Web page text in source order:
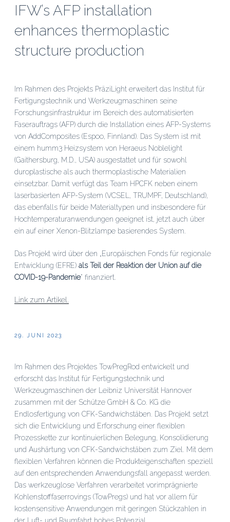
IFW’s AFP installation
enhances thermoplastic
structure production
Im Rahmen des Projekts PräziLight erweitert das Institut für
Fertigungstechnik und Werkzeugmaschinen seine
Forschungsinfrastruktur im Bereich des automatisierten
Faserauftrags (AFP) durch die Installation eines AFP-Systems
von AddComposites (Espoo, Finnland). Das System ist mit
einem humm3 Heizsystem von Heraeus Noblelight
(Gaithersburg, M.D., USA) ausgestattet und für sowohl
duroplastische als auch thermoplastische Materialien
einsetzbar. Damit verfügt das Team HPCFK neben einem
laserbasierten AFP-System (VCSEL, TRUMPF, Deutschland),
das ebenfalls für beide Materialtypen und insbesondere für
Hochtemperaturanwendungen geeignet ist, jetzt auch über
ein auf einer Xenon-Blitzlampe basierendes System.
Das Projekt wird über den „Europäischen Fonds für regionale
Entwicklung (EFRE) als Teil der Reaktion der Union auf die
COVID-19-Pandemie“ finanziert.
Link zum Artikel.
VERÖFFENTLICHT
29. JUNI 2023
Im Rahmen des Projektes TowPregRod entwickelt und
erforscht das Institut für Fertigungstechnik und
Werkzeugmaschinen der Leibniz Universität Hannover
zusammen mit der Schütze GmbH & Co. KG die
Endlosfertigung von CFK-Sandwichstäben. Das Projekt setzt
sich die Entwicklung und Erforschung einer flexiblen
Prozesskette zur kontinuierlichen Belegung, Konsolidierung
und Aushärtung von CFK-Sandwichstäben zum Ziel. Mit dem
flexiblen Verfahren können die Produkteigenschaften speziell
auf den entsprechenden Anwendungsfall angepasst werden.
Das werkzeuglose Verfahren verarbeitet vorimprägnierte
Kohlenstofffaserrovings (TowPregs) und hat vor allem für
kostensensitive Anwendungen mit geringen Stückzahlen in